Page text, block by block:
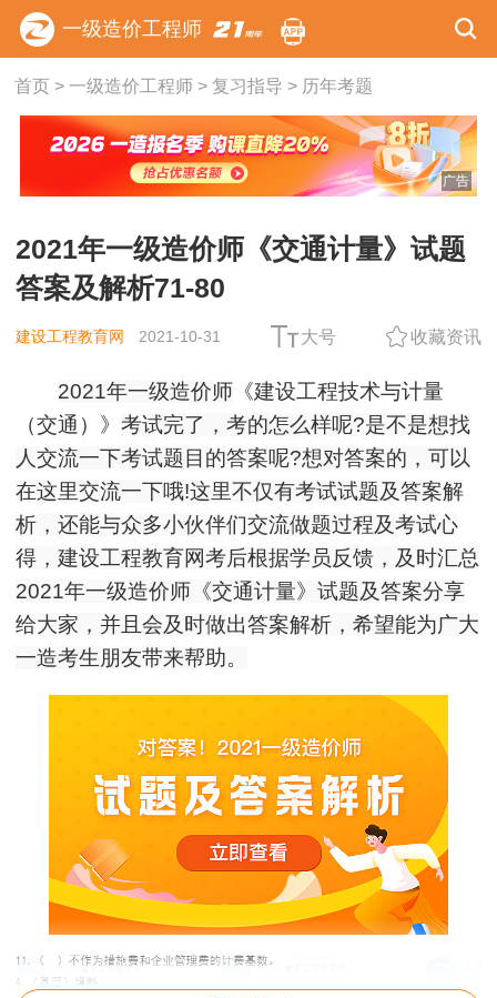
一级造价工程师
首页> 一级造价工程师> 复习指导 > 历年考题
广告
2021年一级造价师《交通计量》试题
答案及解析71-80
建设工程教育网 2021-10-31 大号 收藏资讯
2021年一级造价师《建设工程技术与计量
（交通）》考试完了，考的怎么样呢?是不是想找
人交流一下考试题目的答案呢?想对答案的，可以
在这里交流一下哦!这里不仅有考试试题及答案解
析，还能与众多小伙伴们交流做题过程及考试心
得，建设工程教育网考后根据学员反馈，及时汇总
2021年一级造价师《交通计量》试题及答案分享
给大家，并且会及时做出答案解析，希望能为广大
一造考生朋友带来帮助。